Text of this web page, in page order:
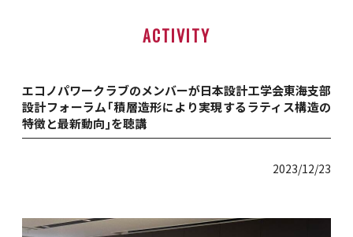
ACTIVITY
エコノパワークラブのメンバーが日本設計工学会東海支部
設計フォーラム｢積層造形により実現するラティス構造の
特徴と最新動向｣を聴講
2023/12/23